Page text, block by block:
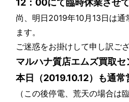
12：00にて臨時休業させ
尚、明日2019年10月13日は通
ます。
ご迷惑をお掛けして申し訳ご
マルハナ質店エムズ買取セ
本日（2019.10.12）も通常
（この後停電、荒天の場合は